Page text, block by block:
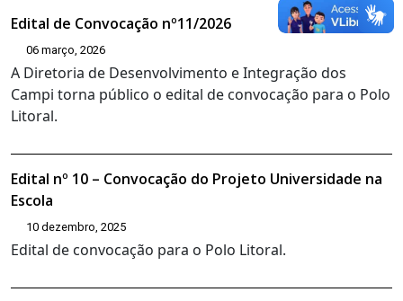
Edital de Convocação nº11/2026
06 março, 2026
A Diretoria de Desenvolvimento e Integração dos
Campi torna público o edital de convocação para o Polo
Litoral.
Edital nº 10 – Convocação do Projeto Universidade na
Escola
10 dezembro, 2025
Edital de convocação para o Polo Litoral.